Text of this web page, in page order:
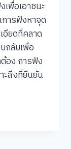
เพื่อเอาชนะ
ารฟังหาจุด
อียดที่คลาด
กลับเพื่อ
อง การฟัง
ะสิ่งที่ยืนยัน